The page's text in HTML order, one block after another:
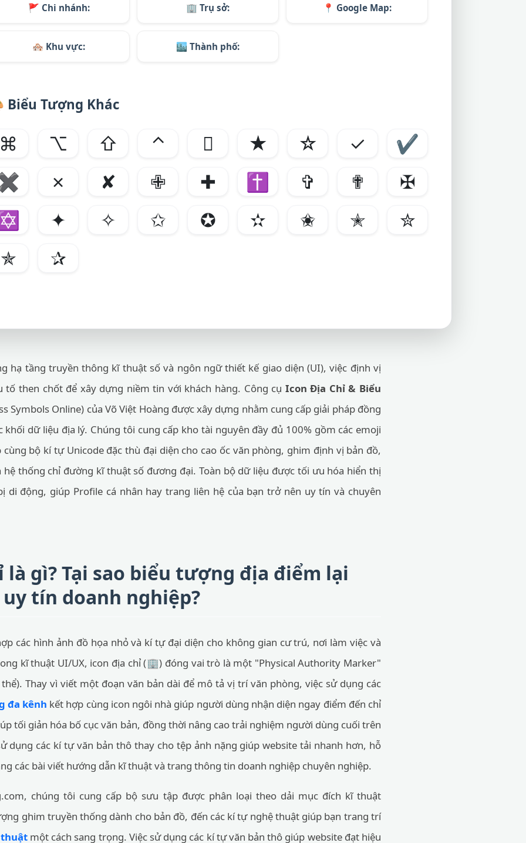
🚩 Chi nhánh: 🏢 Trụ sở: 📍 Google Map:
🏘️ Khu vực: 🏙️ Thành phố:
Biểu Tượng Khác
⌥ ⇧ ⌃  ★ ☆ ✓
✔
✗ ✘ ✙ ✚ ✝ ✞ ✟
✠
✦ ✧ ✩ ✪ ✫ ✬ ✭
✮
✯
✰
hạ tầng truyền thông kĩ thuật số và ngôn ngữ thiết kế giao diện (UI), việc định vị
then chốt để xây dựng niềm tin với khách hàng. Công cụ Icon Địa Chỉ & Biểu
Symbols Online) của Võ Việt Hoàng được xây dựng nhằm cung cấp giải pháp đồng
khối dữ liệu địa lý. Chúng tôi cung cấp kho tài nguyên đầy đủ 100% gồm các emoji
bộ kí tự Unicode đặc thù đại diện cho cao ốc văn phòng, ghim định vị bản đồ,
thống chỉ đường kĩ thuật số đương đại. Toàn bộ dữ liệu được tối ưu hóa hiển thị
di động, giúp Profile cá nhân hay trang liên hệ của bạn trở nên uy tín và chuyên
là gì? Tại sao biểu tượng địa điểm lại
tín doanh nghiệp?
các hình ảnh đồ họa nhỏ và kí tự đại diện cho không gian cư trú, nơi làm việc và
kĩ thuật UI/UX, icon địa chỉ (🏢) đóng vai trò là một "Physical Authority Marker"
Thay vì viết một đoạn văn bản dài để mô tả vị trí văn phòng, việc sử dụng các
đa kênh kết hợp cùng icon ngôi nhà giúp người dùng nhận diện ngay điểm đến chỉ
tối giản hóa bố cục văn bản, đồng thời nâng cao trải nghiệm người dùng cuối trên
dụng các kí tự văn bản thô thay cho tệp ảnh nặng giúp website tải nhanh hơn, hỗ
các bài viết hướng dẫn kĩ thuật và trang thông tin doanh nghiệp chuyên nghiệp.
chúng tôi cung cấp bộ sưu tập được phân loại theo dải mục đích kĩ thuật
ghim truyền thống dành cho bản đồ, đến các kí tự nghệ thuật giúp bạn trang trí
một cách sang trọng. Việc sử dụng các kí tự văn bản thô giúp website đạt hiệu